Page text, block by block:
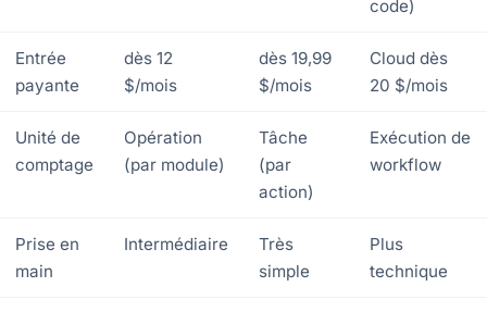
code)
Entrée
payante
dès 12
$/mois
dès 19,99
$/mois
Cloud dès
20 $/mois
Unité de
comptage
Opération
(par module)
Tâche
(par
action)
Exécution de
workflow
Prise en
main
Intermédiaire
Très
simple
Plus
technique